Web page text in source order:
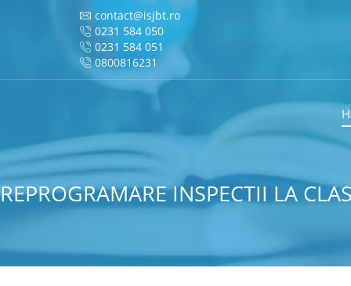
contact@isjbt.ro
0231 584 050
0231 584 051
0800816231
REPROGRAMARE INSPECTII LA